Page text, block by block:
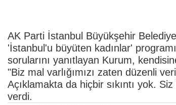
AK Parti İstanbul Büyükşehir
'İstanbul'u büyüten kadınlar'
sorularını yanıtlayan Kurum,
"Biz mal varlığımızı zaten düzenli
Açıklamakta da hiçbir sıkıntı yok.
verdi.